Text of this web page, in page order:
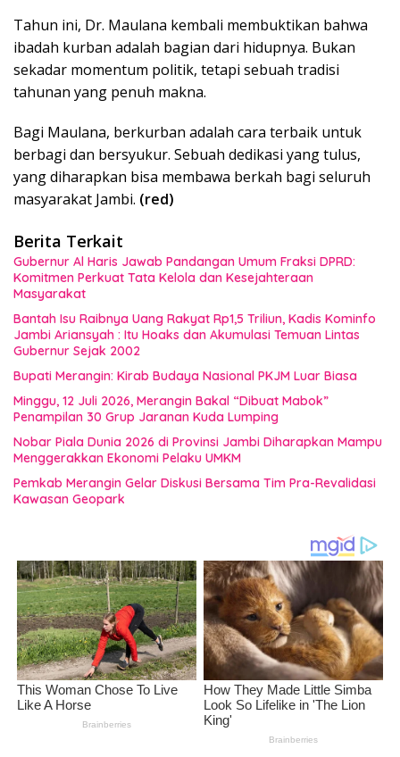
Tahun ini, Dr. Maulana kembali membuktikan bahwa
ibadah kurban adalah bagian dari hidupnya. Bukan
sekadar momentum politik, tetapi sebuah tradisi
tahunan yang penuh makna.
Bagi Maulana, berkurban adalah cara terbaik untuk
berbagi dan bersyukur. Sebuah dedikasi yang tulus,
yang diharapkan bisa membawa berkah bagi seluruh
masyarakat Jambi. (red)
Berita Terkait
Gubernur Al Haris Jawab Pandangan Umum Fraksi DPRD:
Komitmen Perkuat Tata Kelola dan Kesejahteraan
Masyarakat
Bantah Isu Raibnya Uang Rakyat Rp1,5 Triliun, Kadis Kominfo
Jambi Ariansyah : Itu Hoaks dan Akumulasi Temuan Lintas
Gubernur Sejak 2002
Bupati Merangin: Kirab Budaya Nasional PKJM Luar Biasa
Minggu, 12 Juli 2026, Merangin Bakal “Dibuat Mabok”
Penampilan 30 Grup Jaranan Kuda Lumping
Nobar Piala Dunia 2026 di Provinsi Jambi Diharapkan Mampu
Menggerakkan Ekonomi Pelaku UMKM
Pemkab Merangin Gelar Diskusi Bersama Tim Pra-Revalidasi
Kawasan Geopark